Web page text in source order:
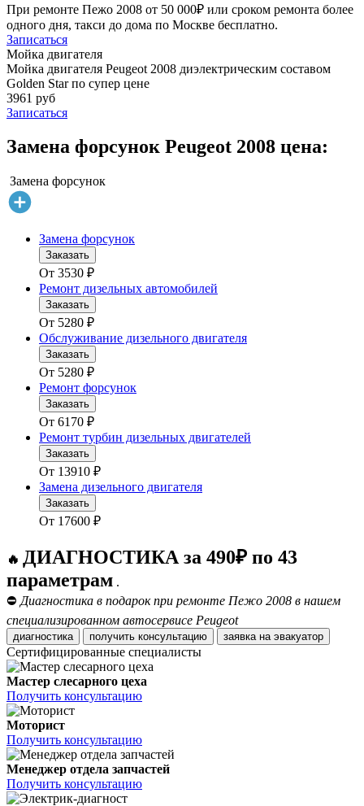
При ремонте Пежо 2008 от 50 000₽ или сроком ремонта более
одного дня, такси до дома по Москве бесплатно.
Записаться
Мойка двигателя
Мойка двигателя Peugeot 2008 диэлектрическим составом
Golden Star по супер цене
3961 руб
Записаться
Замена форсунок Peugeot 2008 цена:
Замена форсунок
Замена форсунок
Заказать
От 3530 ₽
Ремонт дизельных автомобилей
Заказать
От 5280 ₽
Обслуживание дизельного двигателя
Заказать
От 5280 ₽
Ремонт форсунок
Заказать
От 6170 ₽
Ремонт турбин дизельных двигателей
Заказать
От 13910 ₽
Замена дизельного двигателя
Заказать
От 17600 ₽
🔥 ДИАГНОСТИКА за 490₽ по 43
параметрам .
⛔ Диагностика в подарок при ремонте Пежо 2008 в нашем
специализированном автосервисе Peugeot
диагностика получить консультацию заявка на эвакуатор
Сертифицированные специалисты
Мастер слесарного цеха
Получить консультацию
Моторист
Получить консультацию
Менеджер отдела запчастей
Получить консультацию